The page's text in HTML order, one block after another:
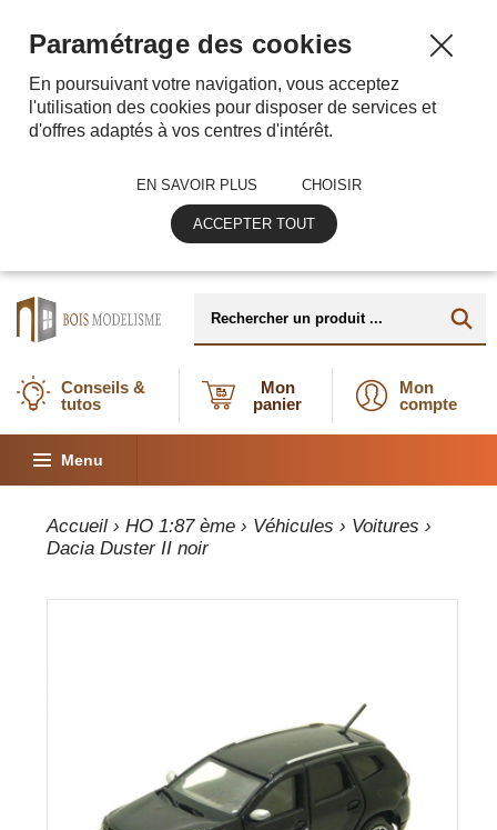
Conseils &
tutos
Mon
panier
Mon
compte
Menu
Accueil ›HO 1:87 ème › Véhicules › Voitures ›
Dacia Duster II noir
Paramétrage des cookies
En poursuivant votre navigation, vous acceptez
l'utilisation des cookies pour disposer de services et
d'offres adaptés à vos centres d'intérêt.
EN SAVOIR PLUS CHOISIR
ACCEPTER TOUT